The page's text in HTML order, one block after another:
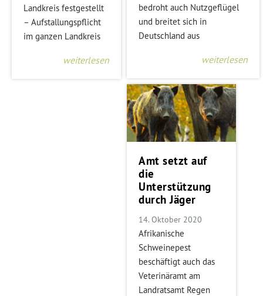
Landkreis festgestellt
– Aufstallungspflicht
im ganzen Landkreis
weiterlesen
bedroht auch Nutzgeflügel
und breitet sich in
Deutschland aus
weiterlesen
Amt setzt auf
die
Unterstützung
durch Jäger
14. Oktober 2020
Afrikanische
Schweinepest
beschäftigt auch das
Veterinäramt am
Landratsamt Regen